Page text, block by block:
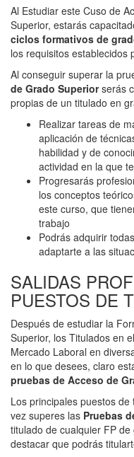
Al Estudiar este Cuso de
Superior, estarás
ciclos formativos de
los requisitos establecidos
Al conseguir superar la
de Grado Superiorserás
propias de un titulado en
Realizar tareas de
aplicación de
habilidad y de
actividad en la que
Progresarás
los conceptos
este curso, que
trabajo
Podrás adquirir
adaptarte a las
SALIDAS
PUESTOS DE
Después de estudiar la
Superior, los Titulados en
Mercado Laboral en
en lo que desees, claro
pruebas de Acceso de
Los principales puestos
vez superes las Pruebas
titulado de cualquier FP
destacar que podrás